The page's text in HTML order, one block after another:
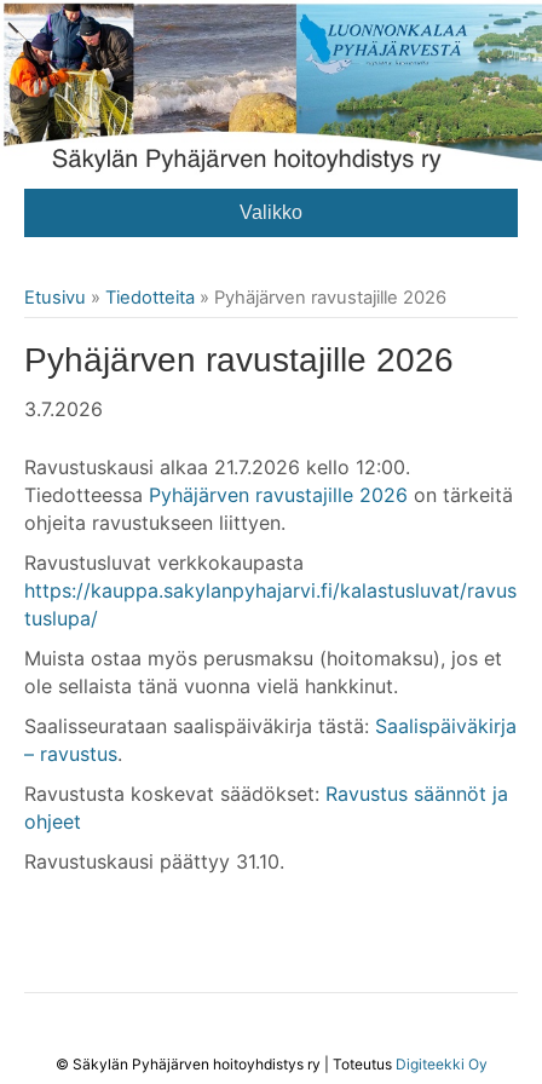
Valikko
Etusivu » Tiedotteita » Pyhäjärven ravustajille 2026
Pyhäjärven ravustajille 2026
3.7.2026
Ravustuskausi alkaa 21.7.2026 kello 12:00.
Tiedotteessa Pyhäjärven ravustajille 2026 on tärkeitä
ohjeita ravustukseen liittyen.
Ravustusluvat verkkokaupasta
https://kauppa.sakylanpyhajarvi.fi/kalastusluvat/ravus
tuslupa/
Muista ostaa myös perusmaksu (hoitomaksu), jos et
ole sellaista tänä vuonna vielä hankkinut.
Saalisseurataan saalispäiväkirja tästä: Saalispäiväkirja
– ravustus.
Ravustusta koskevat säädökset: Ravustus säännöt ja
ohjeet
Ravustuskausi päättyy 31.10.
© Säkylän Pyhäjärven hoitoyhdistys ry | Toteutus Digiteekki Oy